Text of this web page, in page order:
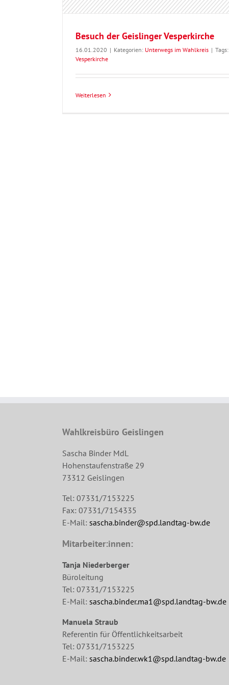
Besuch der Geislinger Vesperkirche
16.01.2020 | Kategorien: Unterwegs im Wahlkreis | Tags:
Vesperkirche
Weiterlesen
Wahlkreisbüro Geislingen
Sascha Binder MdL
Hohenstaufenstraße 29
73312 Geislingen
Tel: 07331/7153225
Fax: 07331/7154335
E-Mail: sascha.binder@spd.landtag-bw.de
Mitarbeiter:innen:
Tanja Niederberger
Büroleitung
Tel: 07331/7153225
E-Mail: sascha.binder.ma1@spd.landtag-bw.de
Manuela Straub
Referentin für Öffentlichkeitsarbeit
Tel: 07331/7153225
E-Mail: sascha.binder.wk1@spd.landtag-bw.de